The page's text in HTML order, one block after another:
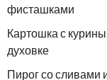
фисташками
Картошка с
духовке
Пирог со сливами